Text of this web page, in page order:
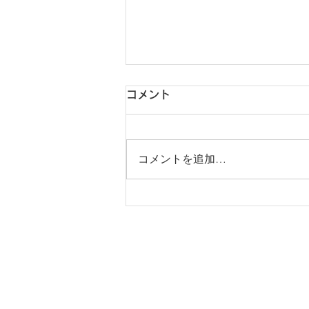
JZX100 マークⅡ 車検、
コメント
コメントを追加…